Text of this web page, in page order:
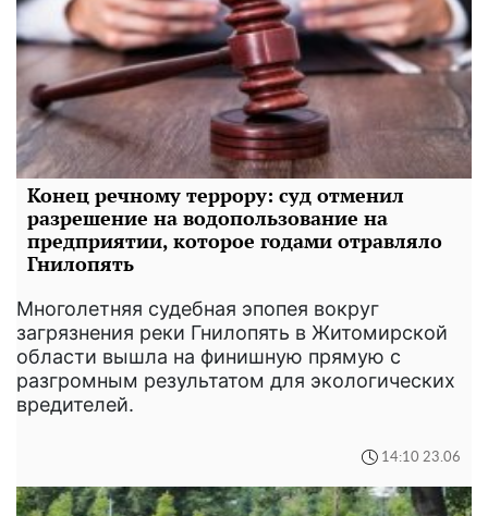
Конец речному террору: суд отменил
разрешение на водопользование на
предприятии, которое годами отравляло
Гнилопять
Многолетняя судебная эпопея вокруг
загрязнения реки Гнилопять в Житомирской
области вышла на финишную прямую с
разгромным результатом для экологических
вредителей.
14:10 23.06